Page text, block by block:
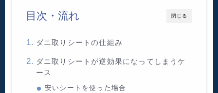
閉じる
目次・流れ
ダニ取りシートの仕組み
ダニ取りシートが逆効果になってしまうケ
ース
安いシートを使った場合